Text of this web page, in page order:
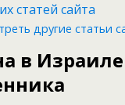
статей сайта
другие статьи
в Израиле